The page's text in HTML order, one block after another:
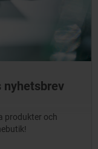
nyhetsbrev
produkter och